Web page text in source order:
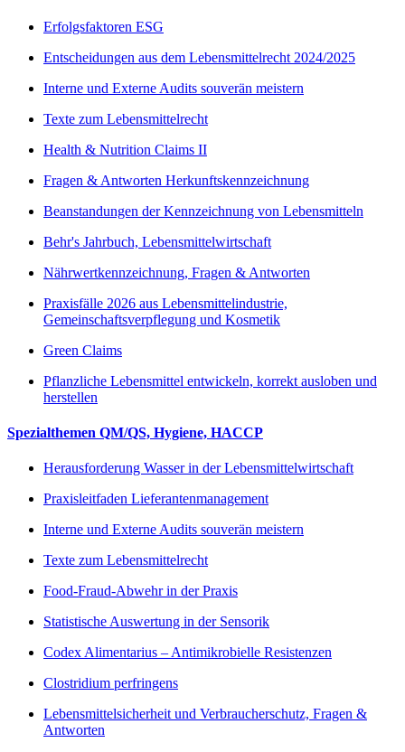
Erfolgsfaktoren ESG
Entscheidungen aus dem Lebensmittelrecht 2024/2025
Interne und Externe Audits souverän meistern
Texte zum Lebensmittelrecht
Health & Nutrition Claims II
Fragen & Antworten Herkunftskennzeichnung
Beanstandungen der Kennzeichnung von Lebensmitteln
Behr's Jahrbuch, Lebensmittelwirtschaft
Nährwertkennzeichnung, Fragen & Antworten
Praxisfälle 2026 aus Lebensmittelindustrie,
Gemeinschaftsverpflegung und Kosmetik
Green Claims
Pflanzliche Lebensmittel entwickeln, korrekt ausloben und
herstellen
Spezialthemen QM/QS, Hygiene, HACCP
Herausforderung Wasser in der Lebensmittelwirtschaft
Praxisleitfaden Lieferantenmanagement
Interne und Externe Audits souverän meistern
Texte zum Lebensmittelrecht
Food-Fraud-Abwehr in der Praxis
Statistische Auswertung in der Sensorik
Codex Alimentarius – Antimikrobielle Resistenzen
Clostridium perfringens
Lebensmittelsicherheit und Verbraucherschutz, Fragen &
Antworten